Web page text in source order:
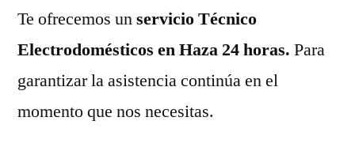
Te ofrecemos unservicio Técnico
Electrodomésticos en Haza 24 horas. Para
garantizar la asistencia continúa en el
momento que nos necesitas.